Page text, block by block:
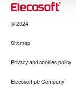
© 2024
Sitemap
Privacy and cookies policy
Elecosoft plc Company